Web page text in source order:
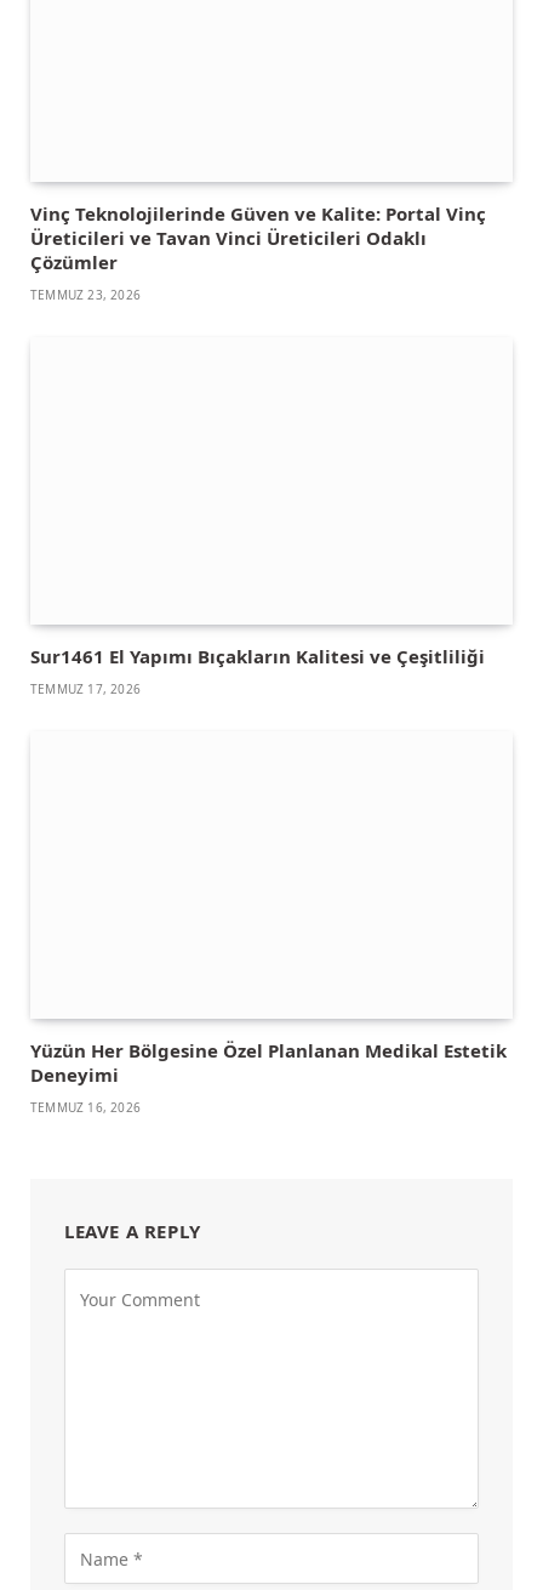
Vinç Teknolojilerinde Güven ve Kalite: Portal Vinç
Üreticileri ve Tavan Vinci Üreticileri Odaklı
Çözümler
TEMMUZ 23, 2026
Sur1461 El Yapımı Bıçakların Kalitesi ve Çeşitliliği
TEMMUZ 17, 2026
Yüzün Her Bölgesine Özel Planlanan Medikal Estetik
Deneyimi
TEMMUZ 16, 2026
LEAVE A REPLY